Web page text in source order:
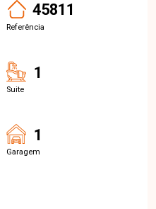
45811
Referência
1
Suite
1
Garagem